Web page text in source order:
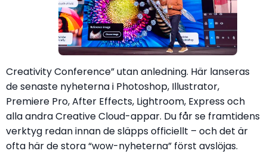
Creativity Conference” utan anledning. Här lanseras
de senaste nyheterna i Photoshop, Illustrator,
Premiere Pro, After Effects, Lightroom, Express och
alla andra Creative Cloud-appar. Du får se framtidens
verktyg redan innan de släpps officiellt – och det är
ofta här de stora “wow-nyheterna” först avslöjas.